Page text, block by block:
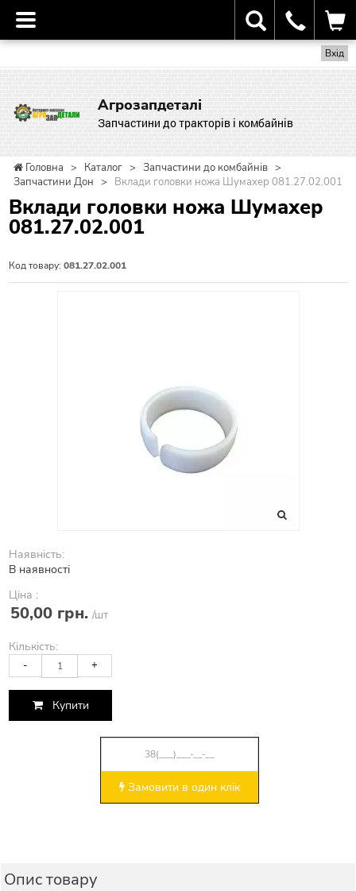
Вхід
Агрозапдеталі
Запчастини до тракторів і комбайнів
Головна > Каталог > Запчастини до комбайнів >
Запчастини Дон > Вклади головки ножа Шумахер 081.27.02.001
Вклади головки ножа Шумахер
081.27.02.001
Код товару: 081.27.02.001
Наявність:
В наявності
Ціна :
50,00 грн. /шт
Кількість:
- +
Купити
Замовити в один клік
Опис товару